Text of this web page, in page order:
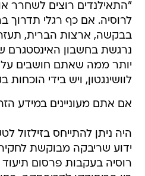
"התאילנדים רוצים לשחרר
לרוסיה. אם כף רגלי תדרוך
בבקשה, ארצות הברית,
נרגשת בחשבון האינסטגרם
יותר ממה שאתם חושבים על
לוושינגטון, ויש בידי הוכחות
אם אתם מעוניינים במידע
היה ניתן להתייחס בזילזול
ידוע שריבקה מבוקשת
רוסיה בעקבות פרסום